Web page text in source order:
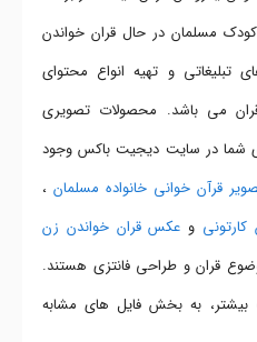
مسلمان در حال قران خواندن
تبلیغاتی و تهیه انواع محتوای
می باشد. محصولات تصویری
شما در سایت دیجیت باکس وجود
قرآن خوانی خانواده مسلمان ،
و عکس قران خواندن زن
قران و طراحی فانتزی هستند.
بیشتر، به بخش فایل های مشابه